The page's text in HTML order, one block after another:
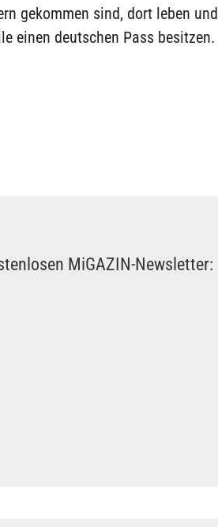
gekommen sind, dort leben und
einen deutschen Pass besitzen.
MiGAZIN-Newsletter: